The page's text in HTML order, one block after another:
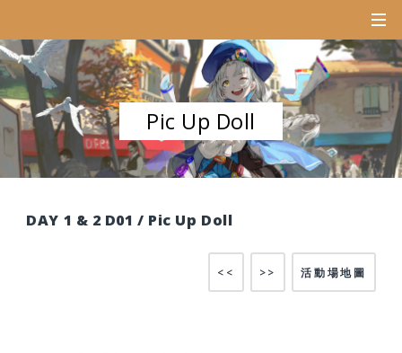
Pic Up Doll
DAY 1 & 2 D01 / Pic Up Doll
活動場地圖
>>
<<